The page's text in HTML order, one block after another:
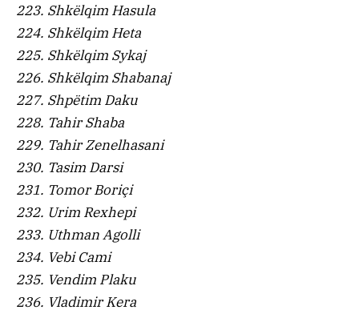
223. Shkëlqim Hasula
224. Shkëlqim Heta
225. Shkëlqim Sykaj
226. Shkëlqim Shabanaj
227. Shpëtim Daku
228. Tahir Shaba
229. Tahir Zenelhasani
230. Tasim Darsi
231. Tomor Boriçi
232. Urim Rexhepi
233. Uthman Agolli
234. Vebi Cami
235. Vendim Plaku
236. Vladimir Kera